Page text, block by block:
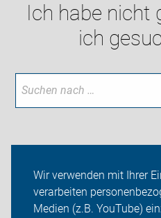
Wir verwenden mit Ihrer
verarbeiten
Medien (z.B. YouTube)
Ich habe nicht
ich
ADFC Landshut / Dingolfing-